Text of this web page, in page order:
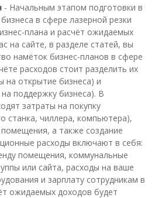
- Начальным этапом подготовки в
в сфере лазерной резки
плана и расчёт ожидаемых
на сайте, в разделе статей, вы
намёток бизнес-планов в сфере
расходов стоит разделить их
на открытие бизнеса) и
поддержку бизнеса). В
затраты на покупку
станка, чиллера, компьютера),
а также создание
расходы включают в себя:
помещения, коммунальные
или сайта, расходы на ваше
и зарплату сотрудникам в
ожидаемых доходов будет